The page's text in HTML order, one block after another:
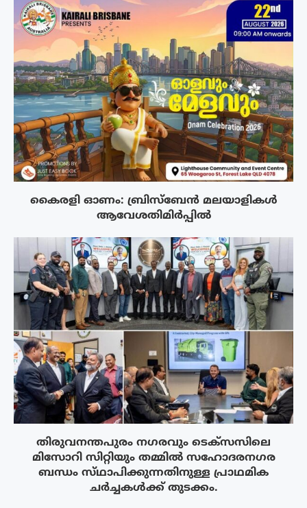
കൈരളി ഓണം: ബ്രിസ്ബേൻ മലയാളികൾ
ആവേശതിമിർപ്പിൽ
തിരുവനന്തപുരം നഗരവും ടെക്‌സസിലെ
മിസോറി സിറ്റിയും തമ്മിൽ സഹോദരനഗര
ബന്ധം സ്‌ഥാപിക്കുന്നതിനുള്ള പ്രാഥമിക
ചർച്ചകൾക്ക് തുടക്കം.